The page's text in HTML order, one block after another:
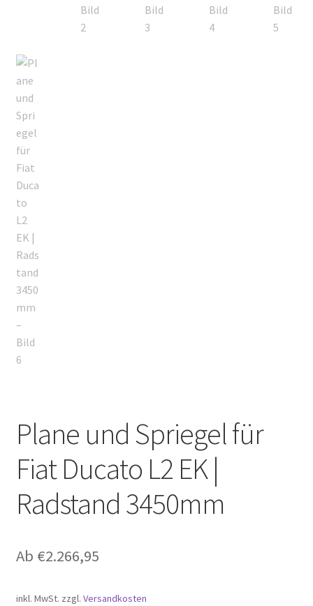
Plane und Spriegel für
Fiat Ducato L2 EK |
Radstand 3450mm
Ab €2.266,95
inkl. MwSt. zzgl. Versandkosten